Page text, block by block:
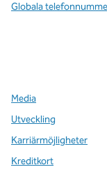
Globala
Media
Utveckling
Karriärmöjligheter
Kreditkort